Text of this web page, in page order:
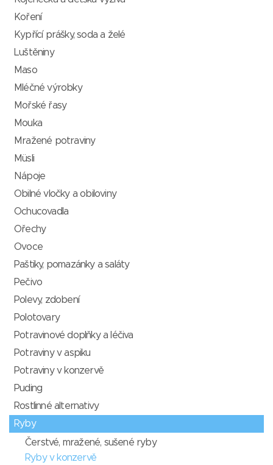
Koření
Kypřící prášky, soda a želé
Luštěniny
Maso
Mléčné výrobky
Mořské řasy
Mouka
Mražené potraviny
Müsli
Nápoje
Obilné vločky a obiloviny
Ochucovadla
Ořechy
Ovoce
Paštiky, pomazánky a saláty
Pečivo
Polevy, zdobení
Polotovary
Potravinové doplňky a léčiva
Potraviny v aspiku
Potraviny v konzervě
Puding
Rostlinné alternativy
Ryby
Čerstvé, mražené, sušené ryby
Ryby v konzervě